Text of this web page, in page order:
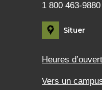
1 800 463-
Situer
Heures
Vers un